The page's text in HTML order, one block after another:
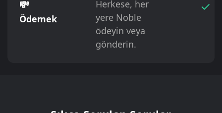
💸
Ödemek
Herkese, her
yere Noble
ödeyin veya
gönderin.
✓